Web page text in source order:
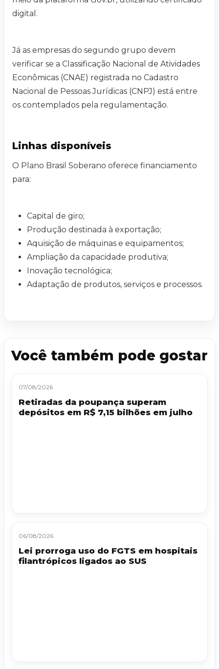
digital.
Já as empresas do segundo grupo devem
verificar se a Classificação Nacional de Atividades
Econômicas (CNAE) registrada no Cadastro
Nacional de Pessoas Jurídicas (CNPJ) está entre
os contemplados pela regulamentação.
Linhas disponíveis
O Plano Brasil Soberano oferece financiamento
para:
Capital de giro;
Produção destinada à exportação;
Aquisição de máquinas e equipamentos;
Ampliação da capacidade produtiva;
Inovação tecnológica;
Adaptação de produtos, serviços e processos.
Você também pode gostar
07/08/2026
Retiradas da poupança superam
depósitos em R$ 7,15 bilhões em julho
06/08/2026
Lei prorroga uso do FGTS em hospitais
filantrópicos ligados ao SUS